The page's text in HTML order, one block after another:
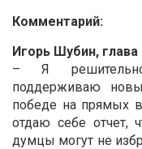
Комментарий:
Игорь Шубин, глава
– Я
поддерживаю
победе на прямых
отдаю себе отчет,
думцы могут не